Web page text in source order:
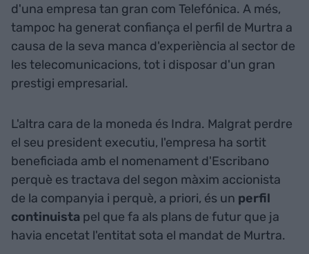
d'una empresa tan gran com Telefónica. A més,
tampoc ha generat confiança el perfil de Murtra a
causa de la seva manca d'experiència al sector de
les telecomunicacions, tot i disposar d'un gran
prestigi empresarial.
L'altra cara de la moneda és Indra. Malgrat perdre
el seu president executiu, l'empresa ha sortit
beneficiada amb el nomenament d'Escribano
perquè es tractava del segon màxim accionista
de la companyia i perquè, a priori, és un perfil
continuista pel que fa als plans de futur que ja
havia encetat l'entitat sota el mandat de Murtra.